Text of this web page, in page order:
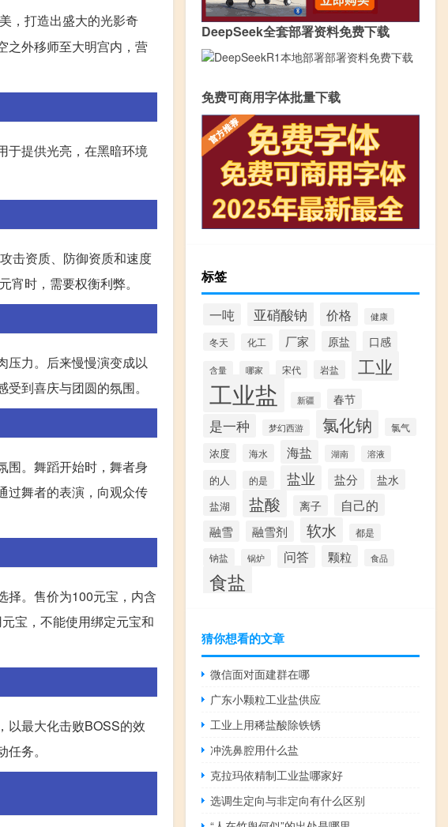
，打造出盛大的光影奇
之外移师至大明宫内，营
于提供光亮，在黑暗环境
击资质、防御资质和速度
时，需要权衡利弊。
压力。后来慢慢演变成以
到喜庆与团圆的氛围。
围。舞蹈开始时，舞者身
过舞者的表演，向观众传
择。售价为100元宝，内含
宝，不能使用绑定元宝和
以最大化击败BOSS的效
务。
DeepSeek全套部署资料免费下载
免费可商用字体批量下载
标签
一吨 亚硝酸钠 价格 健康
冬天 化工 厂家 原盐 口感
含量 哪家 宋代 岩盐 工业
工业盐 新疆 春节
是一种 梦幻西游 氯化钠 氯气
浓度 海水 海盐 湖南 溶液
的人 的是 盐业 盐分 盐水
盐湖 盐酸 离子 自己的
融雪 融雪剂 软水 都是
钠盐 锅炉 问答 颗粒 食品
食盐
猜你想看的文章
微信面对面建群在哪
广东小颗粒工业盐供应
工业上用稀盐酸除铁锈
冲洗鼻腔用什么盐
克拉玛依精制工业盐哪家好
选调生定向与非定向有什么区别